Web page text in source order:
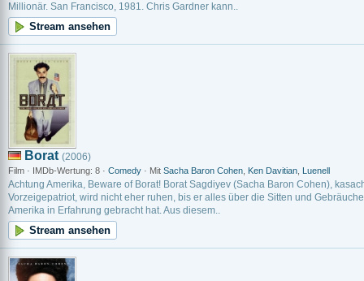
Millionär. San Francisco, 1981. Chris Gardner kann..
Stream ansehen
Borat (2006)
Film · IMDb-Wertung: 8 · Comedy · Mit Sacha Baron Cohen Ken Davitian Luenell
Achtung Amerika, Beware of Borat! Borat Sagdiyev (Sacha Baron Cohen),
Vorzeigepatriot, wird nicht eher ruhen, bis er alles über die Sitten und
Amerika in Erfahrung gebracht hat. Aus diesem..
Stream ansehen